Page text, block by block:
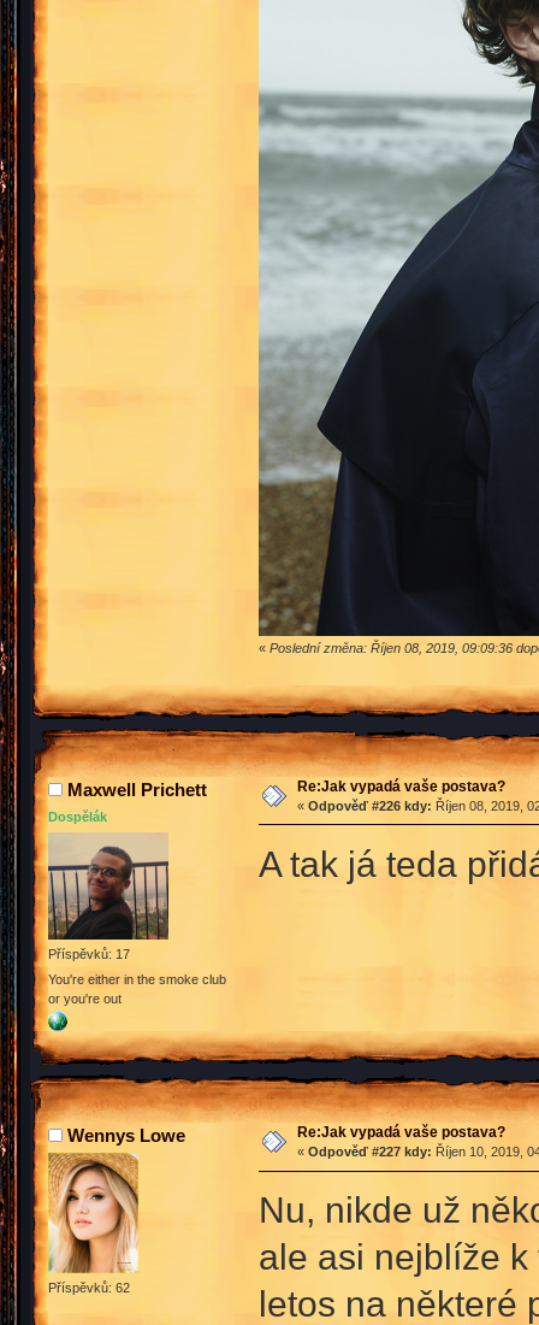
« Poslední změna: Říjen 08, 2019, 09:09:36
Maxwell Prichett
Dospělák
Příspěvků: 17
You're either in the smoke club
or you're out
Re:Jak vypadá vaše postava?
« Odpověď #226 kdy: Říjen 08, 2019,
A tak já teda
Wennys Lowe
Příspěvků: 62
Re:Jak vypadá vaše postava?
« Odpověď #227 kdy: Říjen 10, 2019,
Nu, nikde už
ale asi nejblíže k
letos na některé